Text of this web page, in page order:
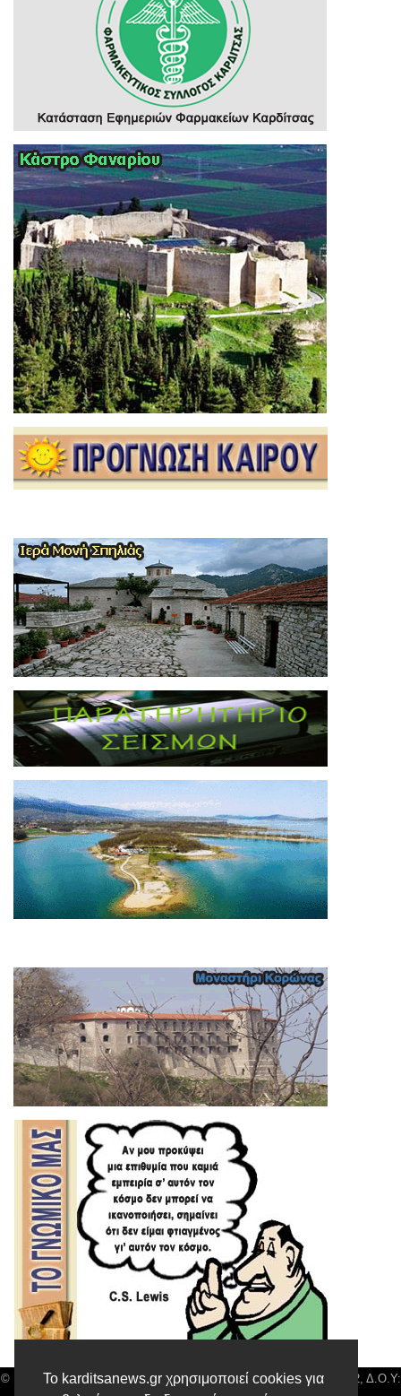
Το karditsanews.gr χρησιμοποιεί cookies για
© Karditsa News | Διακριτικός Τίτλος: Orion Media, ΑΦΜ: 043750542, Δ.Ο.Υ: